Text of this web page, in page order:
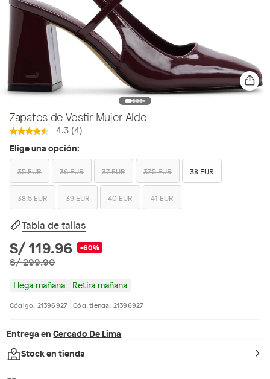
Zapatos de Vestir Mujer Aldo
4.3 (4)
Elige una opción:
35 EUR 36 EUR 37 EUR 37.5 EUR 38 EUR
38.5 EUR 39 EUR 40 EUR 41 EUR
Tabla de tallas
S/ 119.96 -60%
S/ 299.90
Llega mañana Retira mañana
Código: 21396927 Cód. tienda: 21396927
Entrega en Cercado De Lima
Stock en tienda